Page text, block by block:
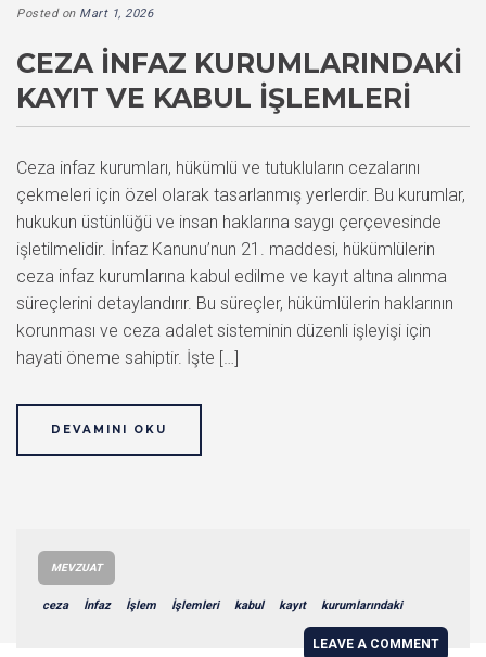
Posted on Mart 1, 2026
CEZA İNFAZ KURUMLARINDAKI
KAYIT VE KABUL İŞLEMLERI
Ceza infaz kurumları, hükümlü ve tutukluların cezalarını
çekmeleri için özel olarak tasarlanmış yerlerdir. Bu kurumlar,
hukukun üstünlüğü ve insan haklarına saygı çerçevesinde
işletilmelidir. İnfaz Kanunu’nun 21. maddesi, hükümlülerin
ceza infaz kurumlarına kabul edilme ve kayıt altına alınma
süreçlerini detaylandırır. Bu süreçler, hükümlülerin haklarının
korunması ve ceza adalet sisteminin düzenli işleyişi için
hayati öneme sahiptir. İşte […]
DEVAMINI OKU
MEVZUAT
ceza İnfaz İşlem İşlemleri kabul kayıt kurumlarındaki
LEAVE A COMMENT